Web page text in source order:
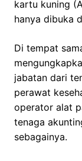
kartu kuning
hanya dibuka
Di tempat
jabatan dari
perawat
operator alat
tenaga
sebagainya.